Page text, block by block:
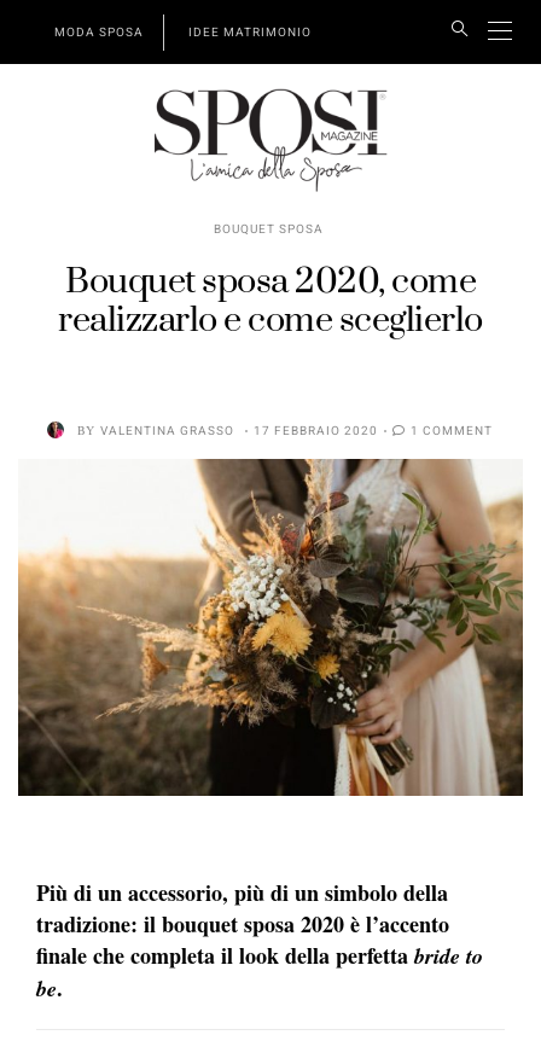
MODA SPOSA IDEE MATRIMONIO
BOUQUET SPOSA
Bouquet sposa 2020, come
realizzarlo e come sceglierlo
BY VALENTINA GRASSO 17 FEBBRAIO 2020 1 COMMENT
Più di un accessorio, più di un simbolo della
tradizione: il bouquet sposa 2020 è l’accento
finale che completa il look della perfettabride to
be.